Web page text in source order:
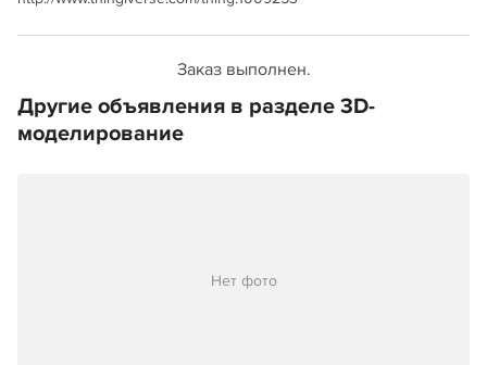
Заказ выполнен.
Другие объявления в разделе 3D-
моделирование
Нет фото